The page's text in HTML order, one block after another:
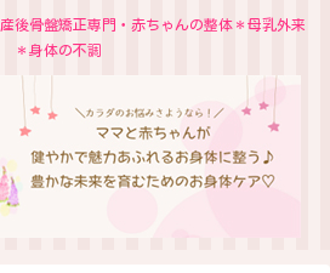
後骨盤矯正専門・赤ちゃんの整体＊母乳外来
＊身体の不調